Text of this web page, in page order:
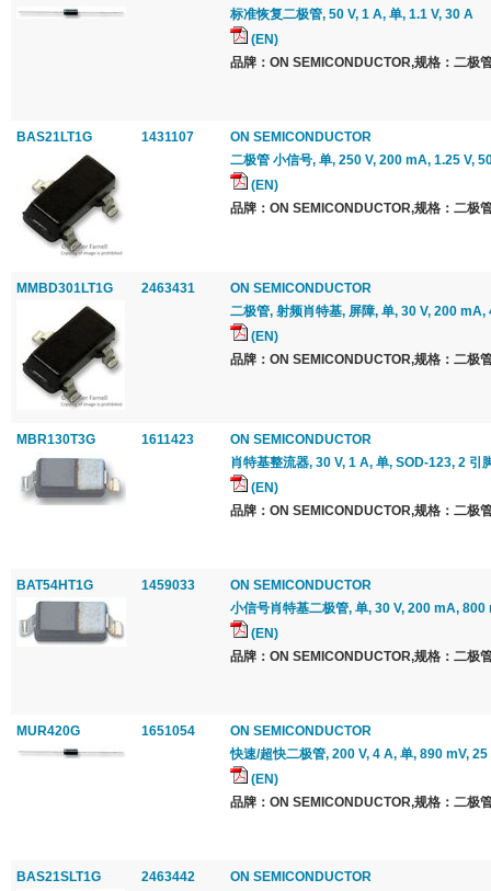
标准恢复二极管, 50 V, 1 A, 单, 1.1 V, 30 A
(EN)
品牌：ON SEMICONDUCTOR,规格：二极
BAS21LT1G 1431107
ON SEMICONDUCTOR
二极管 小信号, 单, 250 V, 200 mA, 1.25 V,
(EN)
品牌：ON SEMICONDUCTOR,规格：二极
MMBD301LT1G 2463431
ON SEMICONDUCTOR
二极管, 射频肖特基, 屏障, 单, 30 V, 200 mA,
(EN)
品牌：ON SEMICONDUCTOR,规格：二极
MBR130T3G 1611423
ON SEMICONDUCTOR
肖特基整流器, 30 V, 1 A, 单, SOD-123, 2 引
(EN)
品牌：ON SEMICONDUCTOR,规格：二极
BAT54HT1G 1459033
ON SEMICONDUCTOR
小信号肖特基二极管, 单, 30 V, 200 mA, 800
(EN)
品牌：ON SEMICONDUCTOR,规格：二极
MUR420G 1651054
ON SEMICONDUCTOR
快速/超快二极管, 200 V, 4 A, 单, 890 mV,
(EN)
品牌：ON SEMICONDUCTOR,规格：二极
BAS21SLT1G 2463442
ON SEMICONDUCTOR